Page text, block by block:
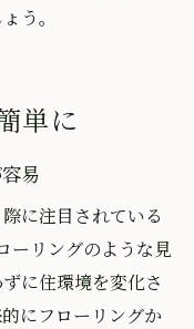
う。
単に
易
に注目されている
ーリングのような見
に住環境を変化さ
にフローリングか